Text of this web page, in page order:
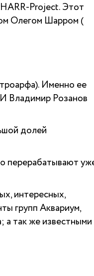
Project. Этот
Олегом Шарром (
Именно ее
Владимир Розанов
долей
перерабатывают
интересных,
групп Аквариум,
а так же известными